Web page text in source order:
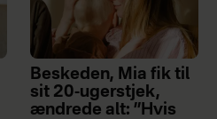
Beskeden, Mia fik til
sit 20-ugerstjek,
ændrede alt: ”Hvis